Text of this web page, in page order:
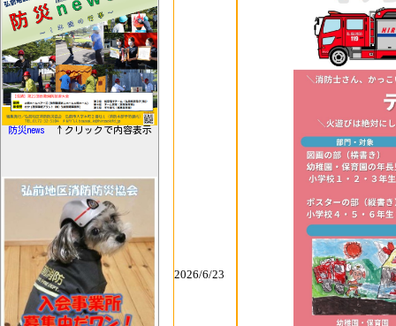
防災news ↑クリックで内容表示
2026/6/23